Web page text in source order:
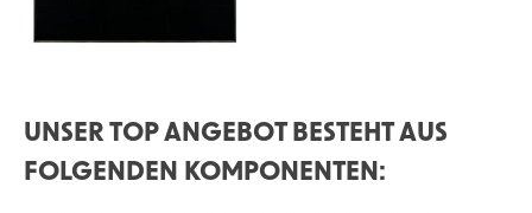
UNSER TOP ANGEBOT BESTEHT AUS
FOLGENDEN KOMPONENTEN: